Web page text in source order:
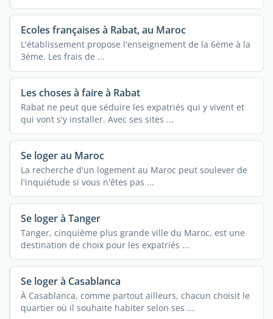
Ecoles françaises à Rabat, au Maroc
L'établissement propose l'enseignement de la 6ème à la
3ème. Les frais de ...
Les choses à faire à Rabat
Rabat ne peut que séduire les expatriés qui y vivent et
qui vont s'y installer. Avec ses sites ...
Se loger au Maroc
La recherche d'un logement au Maroc peut soulever de
l'inquiétude si vous n'êtes pas ...
Se loger à Tanger
Tanger, cinquième plus grande ville du Maroc, est une
destination de choix pour les expatriés ...
Se loger à Casablanca
À Casablanca, comme partout ailleurs, chacun choisit le
quartier où il souhaite habiter selon ses ...